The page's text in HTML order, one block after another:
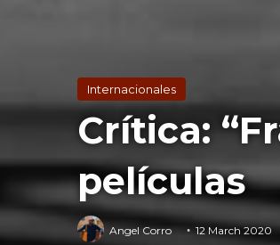
Internacionales
Crítica:
películas
Angel Corro 12 March 2020